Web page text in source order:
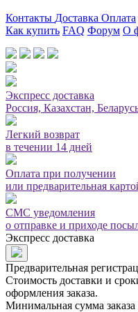
Контакты Доставка Оплата
Как купить FAQ Форум О
Экспресс доставка
Россия, Казахстан,
Легкий возврат
в течении 14 дней
Оплата при получении
или предварительная
СМС уведомления
о отправке и приходе
Экспресс доставка
Предварительная
Стоимость доставки и
оформления заказа.
Минимальная сумма заказа